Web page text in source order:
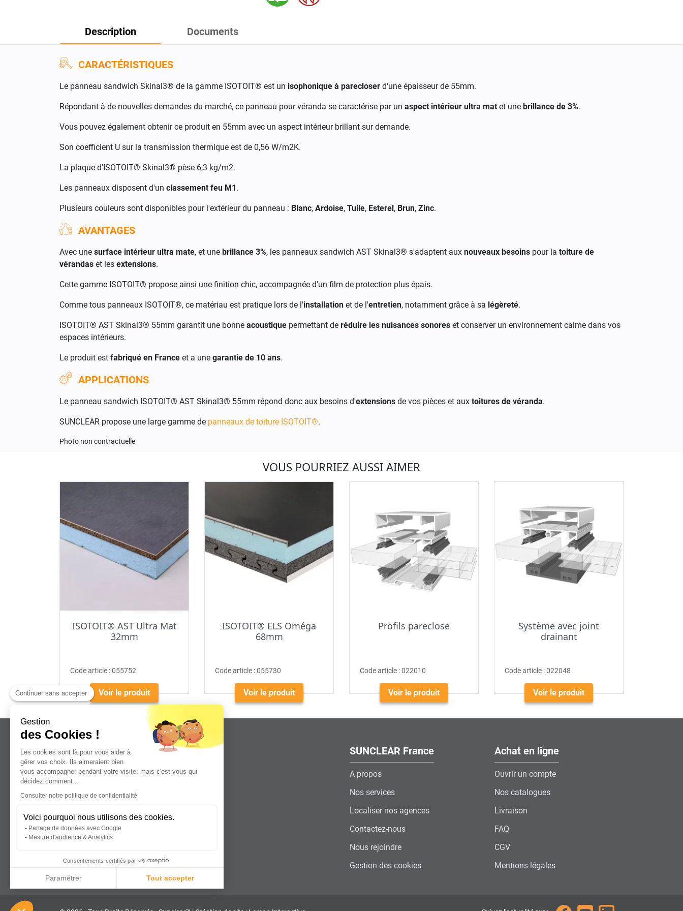
Description Documents
CARACTÉRISTIQUES
Le panneau sandwich Skinal3® de la gamme ISOTOIT® est un isophonique à parecloser d'une épaisseur de 55mm.
Répondant à de nouvelles demandes du marché, ce panneau pour véranda se caractérise par un aspect intérieur ultra mat et une brillance de 3%.
Vous pouvez également obtenir ce produit en 55mm avec un aspect intérieur brillant sur demande.
Son coefficient U sur la transmission thermique est de 0,56 W/m2K.
La plaque d'ISOTOIT® Skinal3® pèse 6,3 kg/m2.
Les panneaux disposent d'un classement feu M1.
Plusieurs couleurs sont disponibles pour l'extérieur du panneau : Blanc, Ardoise, Tuile, Esterel, Brun, Zinc.
AVANTAGES
Avec une surface intérieur ultra mate, et une brillance 3%, les panneaux sandwich AST Skinal3® s'adaptent aux nouveaux besoins pour la toiture de
vérandas et les extensions.
Cette gamme ISOTOIT® propose ainsi une finition chic, accompagnée d'un film de protection plus épais.
Comme tous panneaux ISOTOIT®, ce matériau est pratique lors de l'installation et de l'entretien, notamment grâce à sa légèreté.
ISOTOIT® AST Skinal3® 55mm garantit une bonne acoustique permettant de réduire les nuisances sonores et conserver un environnement calme dans vos
espaces intérieurs.
Le produit est fabriqué en France et a une garantie de 10 ans.
APPLICATIONS
Le panneau sandwich ISOTOIT® AST Skinal3® 55mm répond donc aux besoins d'extensions de vos pièces et aux toitures de véranda.
SUNCLEAR propose une large gamme de panneaux de toiture ISOTOIT®.
Photo non contractuelle
VOUS POURRIEZ AUSSI AIMER
ISOTOIT® AST Ultra Mat
32mm
Code article :055752
Voir le produit
ISOTOIT® ELS Oméga
68mm
Code article :055730
Voir le produit
Profils pareclose
Code article :022010
Voir le produit
Système avec joint
drainant
Code article :022048
Voir le produit
Leader dans la distribution de plaques
pour professionnels.
SUNCLEAR France
A propos
Nos services
Localiser nos agences
Contactez-nous
Nous rejoindre
Gestion des cookies
Achat en ligne
Ouvrir un compte
Nos catalogues
Livraison
FAQ
CGV
Mentions légales
Continuer sans accepter
Gestion
des Cookies !
Les cookies sont là pour vous aider à
gérer vos choix. Ils aimeraient bien
vous accompagner pendant votre visite, mais c'est vous qui
décidez comment...
Consulter notre politique de confidentialité
Voici pourquoi nous utilisons des cookies.
Partage de données avec Google
Mesure d'audience & Analytics
Consentements certifiés par
Paramétrer
Tout accepter